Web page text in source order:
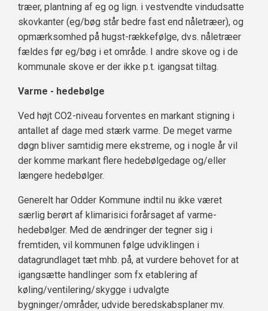
træer, plantning af eg og lign. i vestvendte vindudsatte
skovkanter (eg/bøg står bedre fast end nåletræer), og
opmærksomhed på hugst-rækkefølge, dvs. nåletræer
fældes før eg/bøg i et område. I andre skove og i de
kommunale skove er der ikke p.t. igangsat tiltag.
Varme - hedebølge
Ved højt CO2-niveau forventes en markant stigning i
antallet af dage med stærk varme. De meget varme
døgn bliver samtidig mere ekstreme, og i nogle år vil
der komme markant flere hedebølgedage og/eller
længere hedebølger.
Generelt har Odder Kommune indtil nu ikke været
særlig berørt af klimarisici forårsaget af varme-
hedebølger. Med de ændringer der tegner sig i
fremtiden, vil kommunen følge udviklingen i
datagrundlaget tæt mhb. på, at vurdere behovet for at
igangsætte handlinger som fx etablering af
køling/ventilering/skygge i udvalgte
bygninger/områder, udvide beredskabsplaner mv.